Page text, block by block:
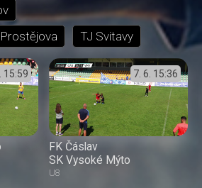
TJ Svitavy
15:59 7. 6. 15:36
FK Čáslav
SK Vysoké Mýto
U8